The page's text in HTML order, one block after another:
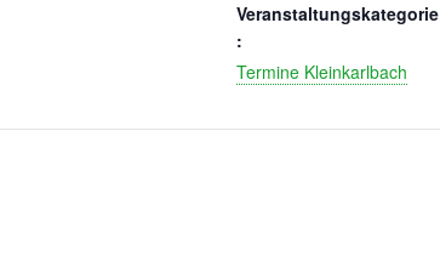
Veranstaltungskategorie
:
Termine Kleinkarlbach